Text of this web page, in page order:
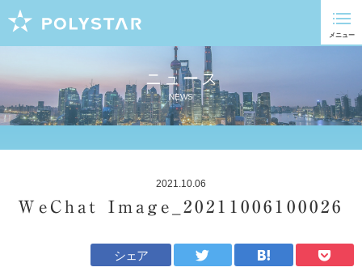
ニュース
NEWS
2021.10.06
WeChat Image_20211006100026
シェア